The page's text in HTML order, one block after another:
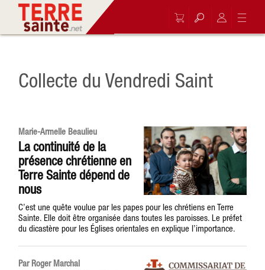
Collecte du Vendredi Saint
Marie-Armelle Beaulieu
La continuité de la
présence chrétienne en
Terre Sainte dépend de
nous
C’est une quête voulue par les papes pour les chrétiens en Terre
Sainte. Elle doit être organisée dans toutes les paroisses. Le préfet
du dicastère pour les Églises orientales en explique l’importance.
Par Roger Marchal